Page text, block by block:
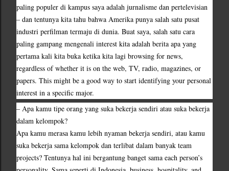
paling populer di kampus saya adalah jurnalisme dan pertelevisian
– dan tentunya kita tahu bahwa Amerika punya salah satu pusat
industri perfilman termaju di dunia. Buat saya, salah satu cara
paling gampang mengenali interest kita adalah berita apa yang
pertama kali kita buka ketika kita lagi browsing for news,
regardless of whether it is on the web, TV, radio, magazines, or
papers. This might be a good way to start identifying your personal
interest in a specific major.
– Apa kamu tipe orang yang suka bekerja sendiri atau suka bekerja
dalam kelompok?
Apa kamu merasa kamu lebih nyaman bekerja sendiri, atau kamu
suka bekerja sama kelompok dan terlibat dalam banyak team
projects? Tentunya hal ini bergantung banget sama each person’s